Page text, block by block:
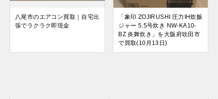
八尾市のエアコン買取｜自宅出
張でラクラク即現金
「象印 ZOJIRUSHI 圧力IH炊飯
ジャー 5.5号炊き NW-KA10-
BZ 炎舞炊き」を大阪府吹田市
で買取(10月13日)